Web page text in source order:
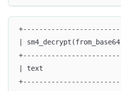
|
| text